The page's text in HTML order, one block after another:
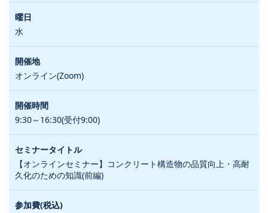
水
オンライン(Zoom)
9:30～16:30(受付9:00)
【オンラインセミナー】コンクリート構造物の品質向上・高耐
久化のための知識(前編)